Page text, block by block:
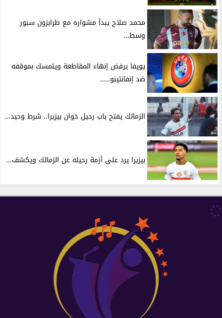
محمد صلاح يبدأ مشواره مع طرابزون سبور
وسط...
يويفا يرفض إنهاء المقاطعة ويتمسك بموقفه
ضد إنفانتينو.....
الزمالك يفتح باب رحيل خوان بيزيرا.. شرط وحيد...
بيزيرا يرد على أزمة رحيله عن الزمالك ويكشف...